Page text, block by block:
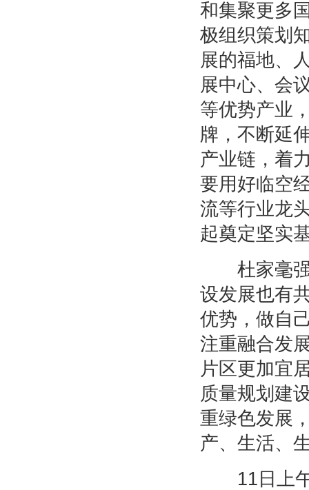
和集聚更多
极组织策划
展的福地、
展中心、会
等优势产业
牌，不断延
产业链，着
要用好临空
流等行业龙
起奠定坚实
杜家毫强
设发展也有
优势，做自
注重融合发
片区更加宜
质量规划建
重绿色发展
产、生活、
11日上午